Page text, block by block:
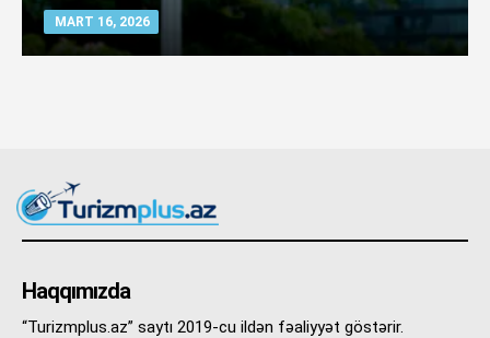
MART 16, 2026
Haqqımızda
“Turizmplus.az” saytı 2019-cu ildən fəaliyyət göstərir.